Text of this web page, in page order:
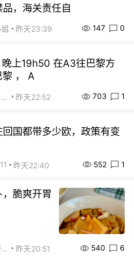
，海关责任自
昨天23:39 147 0
上19h50 在A3往巴黎方
， A
街友84710671 昨天22:52 703 1
国都带多少欧，政策有变
昨天22:40 552 1
脆爽开胃
不靠谱不要联系 昨天20:51 540 6